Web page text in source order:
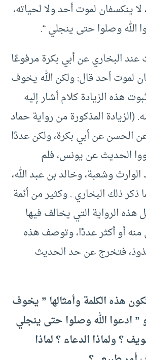
لا ينكسفان لموت أحد ولا لحياته،
الله وصلوا حتى ينجلي “.
البخاري عن أبي بكرة مرفوعًا
لموت أحد قال: ولكن الله يخوف
هذه الزيادة كلام أشار إليه
(الزيادة المذكورة من رواية حماد
الحسن عن أبي بكرة، ولكن عددًا
الحديث عن يونس، فلم
وشعبة، وخالد بن عبد الله،
ذكر ذلك البخاري . وكثير من أئمة
الرواية التي يخالف فيها
منه أو أكثر عددًا، وتوصف هذه
فتخرج عن حد الحديث
هذه الكلمة وأمثالها ” يخوف
” ادعوا الله وصلوا حتى ينجلي
؟ ولماذا الدعاء ؟ لماذا